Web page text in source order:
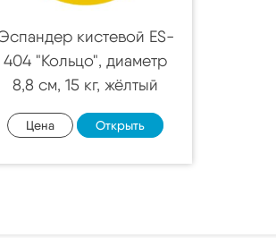
кистевой ES-
404 "Кольцо", диаметр
8,8 см, 15 кг, жёлтый
Цена Открыть